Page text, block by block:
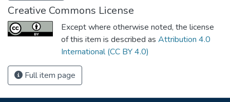
Creative Commons License
Except where otherwise noted, the license
of this item is described as Attribution 4.0
International (CC BY 4.0)
Full item page